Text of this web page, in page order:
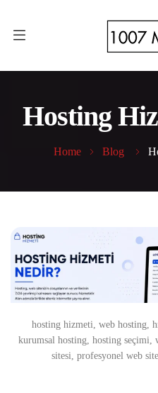
Hosting
Home Blog
hosting hizmeti, web hosting,
kurumsal hosting, hosting seçimi,
sitesi, profesyonel web